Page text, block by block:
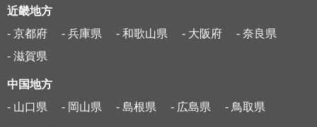
近畿地方
- 京都府
- 兵庫県 - 和歌山県 - 大阪府
- 奈良県
- 滋賀県
中国地方
- 山口県
- 岡山県 - 島根県 - 広島県 - 鳥取県